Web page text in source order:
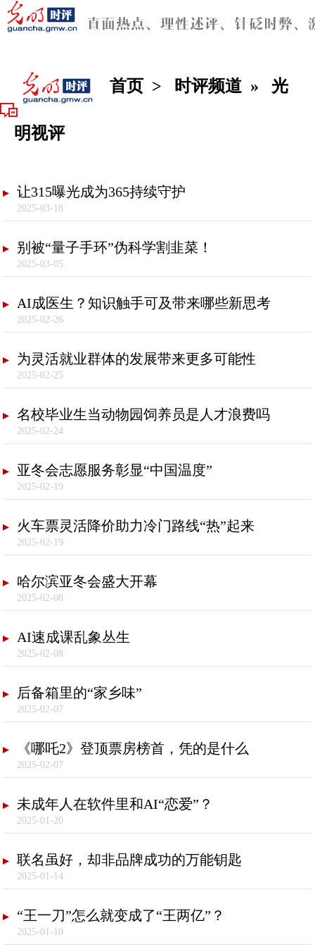
首页 > 时评频道 » 光
明视评
让315曝光成为365持续守护
2025-03-18
别被“量子手环”伪科学割韭菜！
2025-03-05
AI成医生？知识触手可及带来哪些新思考
2025-02-26
为灵活就业群体的发展带来更多可能性
2025-02-25
名校毕业生当动物园饲养员是人才浪费吗
2025-02-24
亚冬会志愿服务彰显“中国温度”
2025-02-19
火车票灵活降价助力冷门路线“热”起来
2025-02-19
哈尔滨亚冬会盛大开幕
2025-02-08
AI速成课乱象丛生
2025-02-08
后备箱里的“家乡味”
2025-02-07
《哪吒2》登顶票房榜首，凭的是什么
2025-02-07
未成年人在软件里和AI“恋爱”？
2025-01-20
联名虽好，却非品牌成功的万能钥匙
2025-01-14
“王一刀”怎么就变成了“王两亿”？
2025-01-10